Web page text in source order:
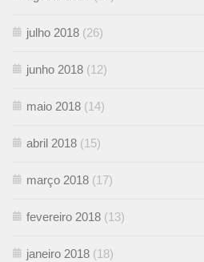
julho 2018 (26)
junho 2018 (12)
maio 2018 (14)
abril 2018 (15)
março 2018 (17)
fevereiro 2018 (13)
janeiro 2018 (18)